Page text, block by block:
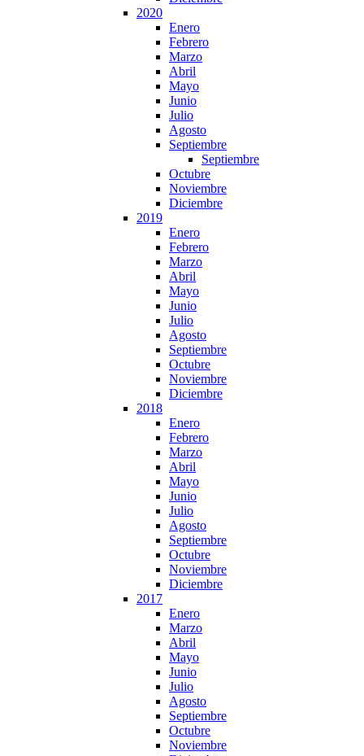
2020
Enero
Febrero
Marzo
Abril
Mayo
Junio
Julio
Agosto
Septiembre
Septiembre
Octubre
Noviembre
Diciembre
2019
Enero
Febrero
Marzo
Abril
Mayo
Junio
Julio
Agosto
Septiembre
Octubre
Noviembre
Diciembre
2018
Enero
Febrero
Marzo
Abril
Mayo
Junio
Julio
Agosto
Septiembre
Octubre
Noviembre
Diciembre
2017
Enero
Marzo
Abril
Mayo
Junio
Julio
Agosto
Septiembre
Octubre
Noviembre